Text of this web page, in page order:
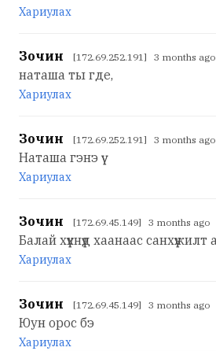
Хариулах
Зочин [172.69.252.191] 3 months ago
наташа ты где,
Хариулах
Зочин [172.69.252.191] 3 months ago
Наташа гэнэ үү
Хариулах
Зочин [172.69.45.149] 3 months ago
Балай хүүхнүүд хаанаас
Хариулах
Зочин [172.69.45.149] 3 months ago
Юун орос бэ
Хариулах